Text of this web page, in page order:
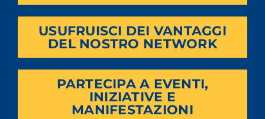
USUFRUISCI DEI VANTAGGI
DEL NOSTRO NETWORK
PARTECIPA A EVENTI,
INIZIATIVE E
MANIFESTAZIONI